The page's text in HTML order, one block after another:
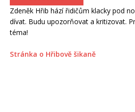
Zdeněk Hřib hází řidičům klacky pod
dívat. Budu upozorňovat a kritizovat.
téma!
Stránka o Hřibově šikaně